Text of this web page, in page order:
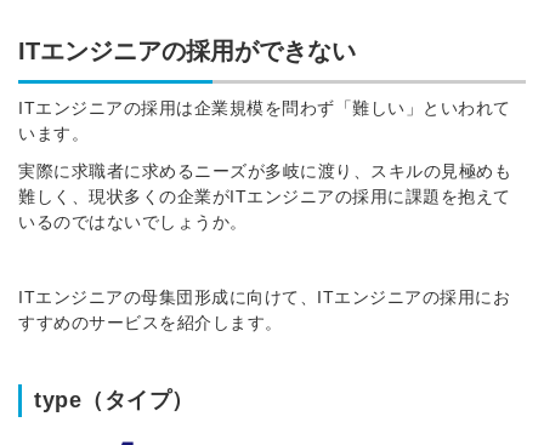
ITエンジニアの採用ができない
ITエンジニアの採用は企業規模を問わず「難しい」といわれて
います。
実際に求職者に求めるニーズが多岐に渡り、スキルの見極めも
難しく、現状多くの企業がITエンジニアの採用に課題を抱えて
いるのではないでしょうか。
ITエンジニアの母集団形成に向けて、ITエンジニアの採用にお
すすめのサービスを紹介します。
type（タイプ）